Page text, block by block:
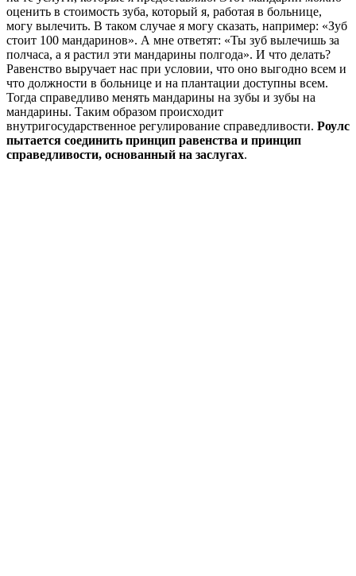
оценить в стоимость зуба, который я, работая в больнице,
могу вылечить. В таком случае я могу сказать, например: «Зуб
стоит 100 мандаринов». А мне ответят: «Ты зуб вылечишь за
полчаса, а я растил эти мандарины полгода». И что делать?
Равенство выручает нас при условии, что оно выгодно всем и
что должности в больнице и на плантации доступны всем.
Тогда справедливо менять мандарины на зубы и зубы на
мандарины. Таким образом происходит
внутригосударственное регулирование справедливости. Роулс
пытается соединить принцип равенства и принцип
справедливости, основанный на заслугах.